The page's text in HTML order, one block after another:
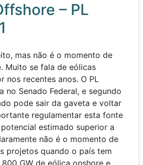
– PL
mas não é o momento de
Muito se fala de eólicas
nos recentes anos. O PL
no Senado Federal, e segundo
pode sair da gaveta e voltar
regulamentar esta fonte
estimado superior a
não é o momento de
projetos quando o país tem
GW de eólica onshore e